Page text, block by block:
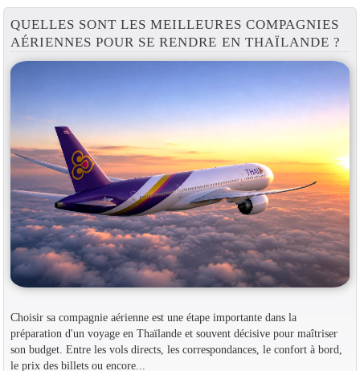
QUELLES SONT LES MEILLEURES COMPAGNIES
AÉRIENNES POUR SE RENDRE EN THAÏLANDE ?
Choisir sa compagnie aérienne est une étape importante dans la
préparation d'un voyage en Thaïlande et souvent décisive pour maîtriser
son budget. Entre les vols directs, les correspondances, le confort à bord,
le prix des billets ou encore...